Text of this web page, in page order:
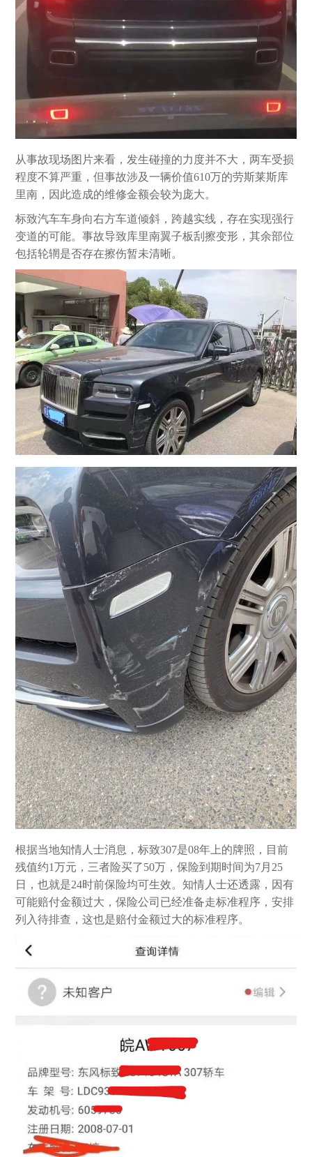
从事故现场图片来看，发生碰撞的力度并不大，两车受损
程度不算严重，但事故涉及一辆价值610万的劳斯莱斯库
里南，因此造成的维修金额会较为庞大。
标致汽车车身向右方车道倾斜，跨越实线，存在实现强行
变道的可能。事故导致库里南翼子板刮擦变形，其余部位
包括轮辋是否存在擦伤暂未清晰。
根据当地知情人士消息，标致307是08年上的牌照，目前
残值约1万元，三者险买了50万，保险到期时间为7月25
日，也就是24时前保险均可生效。知情人士还透露，因有
可能赔付金额过大，保险公司已经准备走标准程序，安排
列入待排查，这也是赔付金额过大的标准程序。